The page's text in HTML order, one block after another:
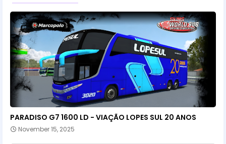
PARADISO G7 1600 LD - VIAÇÃO LOPES SUL 20 ANOS
November 15, 2025